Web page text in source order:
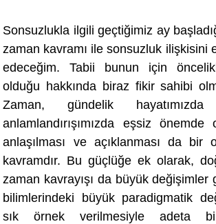
Sonsuzlukla ilgili geçtiğimiz ay
zaman kavramı ile sonsuzluk ilişkisini
edeceğim. Tabii bunun için
olduğu hakkında biraz fikir sahibi
Zaman, gündelik
anlamlandırışımızda eşsiz önemde
anlaşılması ve açıklanması da
kavramdır. Bu güçlüğe ek olarak,
zaman kavrayışı da büyük değişimler
bilimlerindeki büyük paradigmatik de
sık örnek verilmesiyle adeta bir